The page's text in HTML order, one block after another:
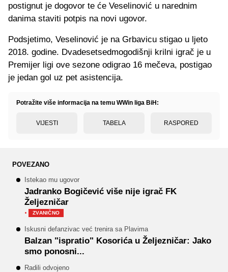
postignut je dogovor te će Veselinović u narednim
danima staviti potpis na novi ugovor.
Podsjetimo, Veselinović je na Grbavicu stigao u ljeto
2018. godine. Dvadesetsedmogodišnji krilni igrač je u
Premijer ligi ove sezone odigrao 16 mečeva, postigao
je jedan gol uz pet asistencija.
Potražite više informacija na temu WWin liga BiH:
VIJESTI TABELA RASPORED
POVEZANO
Istekao mu ugovor
Jadranko Bogičević više nije igrač FK
Željezničar
· ZVANIČNO
Iskusni defanzivac već trenira sa Plavima
Balzan "ispratio" Kosorića u Željezničar: Jako
smo ponosni...
Radili odvojeno